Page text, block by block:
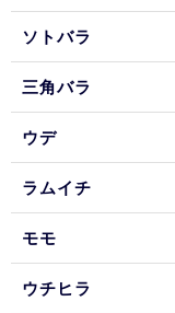
ソトバラ
三角バラ
ウデ
ラムイチ
モモ
ウチヒラ